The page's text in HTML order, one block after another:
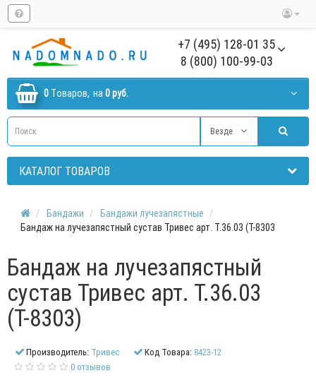
+7 (495) 128-01 35
8 (800) 100-99-03
0 Tоваров, на 0 руб.
Везде
КАТАЛОГ ТОВАРОВ
Бандажи
Бандажи лучезапястные
Бандаж на лучезапястный сустав Тривес арт. Т.36.03 (Т-8303
Бандаж на лучезапястный
сустав Тривес арт. Т.36.03
(Т-8303)
Производитель: Тривес Код Товара: 8423-12
0 отзывов